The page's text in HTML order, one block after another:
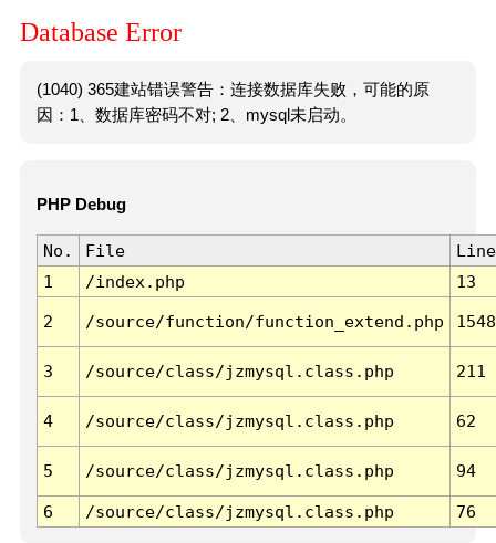
Database Error
(1040) 365建站错误警告：连接数据库失败，可能的原
因：1、数据库密码不对; 2、mysql未启动。
PHP Debug
No. File
Line
1
/index.php 13
2 /source/function/function_extend.php 1548
3 /source/class/jzmysql.class.php 211
4 /source/class/jzmysql.class.php 62
5 /source/class/jzmysql.class.php 94
6 /source/class/jzmysql.class.php 76